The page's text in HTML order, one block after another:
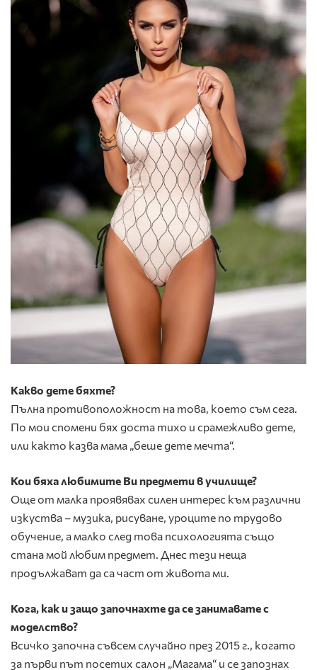
Какво дете бяхте?
Пълна противоположност на това, което съм сега.
По мои спомени бях доста тихо и срамежливо дете,
или както казва мама „беше дете мечта“.
Кои бяха любимите Ви предмети в училище?
Още от малка проявявах силен интерес към различни
изкуства – музика, рисуване, уроците по трудово
обучение, а малко след това психологията също
стана мой любим предмет. Днес тези неща
продължават да са част от живота ми.
Кога, как и защо започнахте да се занимавате с
моделство?
Всичко започна съвсем случайно през 2015 г., когато
за първи път посетих салон „Магама“ и се запознах